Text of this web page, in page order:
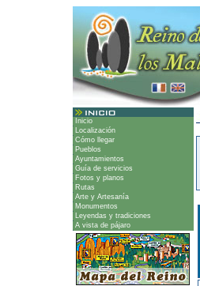
Inicio
Localización
Cómo llegar
Pueblos
Ayuntamientos
Guía de servicios
Fotos y planos
Rutas
Arte y Artesanía
Monumentos
Leyendas y tradiciones
A vista de pájaro